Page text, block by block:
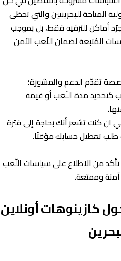
المتاحة للبحرينيين والتي تحظى
أماكن للترفيه فقط، بل بموجب
المُتبعة لضمان اللّعب الآمن
تقدّم الدعم والمشورة؛
كتحديد مدة اللّعب أو قيمة
ان كنت تشعر أنك بحاجة إلى فترة
طلب تعطيل حسابك مؤقتًا.
تأكد من الاطلاع على سياسات اللّعب
وممتعة.
كازينوهات أونلاين